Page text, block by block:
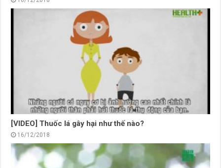
[VIDEO] Thuốc lá gây hại như thế nào?
16/12/2018